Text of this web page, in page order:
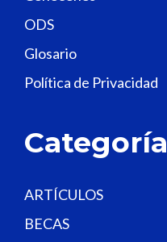
e
d
b
n
.
ODS
Glosario
Política de Privacidad
Categoría
ARTÍCULOS
BECAS